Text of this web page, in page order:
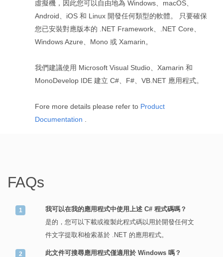
虛擬機，因此您可以自由地為 Windows、macOS、
Android、iOS 和 Linux 開發任何類型的軟體。 只要確保
您已安裝對應版本的 .NET Framework、.NET Core、
Windows Azure、Mono 或 Xamarin。
我們建議使用 Microsoft Visual Studio、Xamarin 和
MonoDevelop IDE 建立 C#、F#、VB.NET 應用程式。
Fore more details please refer to Product
Documentation
FAQs
我可以在我的應用程式中使用上述 C# 程式碼嗎？
是的，您可以下載或複製此程式碼以用於開發任何文
件文字提取和檢索基於 .NET 的應用程式。
此文件可搜尋應用程式僅適用於 Windows 嗎？